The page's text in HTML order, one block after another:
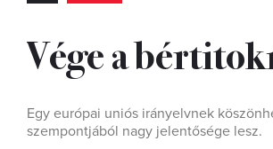
Vége a
Egy európai uniós irányelvnek
szempontjából nagy jelentősége lesz.